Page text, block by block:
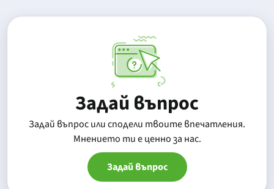
Задай въпрос
Задай въпрос или сподели твоите впечатления.
Mнението ти е ценно за нас.
Задай въпрос